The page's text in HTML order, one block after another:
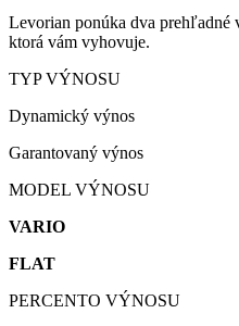
Levorian ponúka dva prehľadné
ktorá vám vyhovuje.
TYP VÝNOSU
Dynamický výnos
Garantovaný výnos
MODEL VÝNOSU
VARIO
FLAT
PERCENTO VÝNOSU